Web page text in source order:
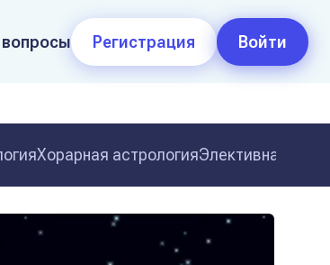
Регистрация Войти
Хорарная астрологияЭлективная